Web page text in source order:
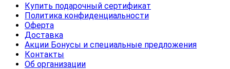
Купить подарочный сертификат
Политика конфиденциальности
Оферта
Доставка
Акции Бонусы и специальные предложения
Контакты
Об организации